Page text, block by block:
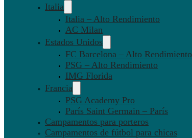
Italia
Italia – Alto Rendimiento
AC Milan
Estados Unidos
FC Barcelona – Alto Rendimiento
PSG – Alto Rendimiento
IMG Florida
Francia
PSG Academy Pro
París Saint Germain – París
Campamentos para porteros
Campamentos de fútbol para chicas